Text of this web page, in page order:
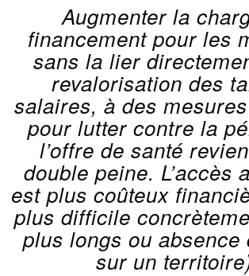
Augmenter la
financement pour les
sans la lier
revalorisation des
salaires, à des
pour lutter contre la
l’offre de santé
double peine. L’accès
est plus coûteux
plus difficile
plus longs ou absence
sur un